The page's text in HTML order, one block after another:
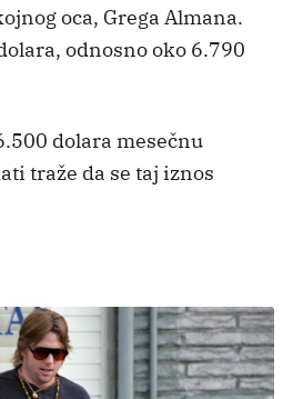
oca, Grega Almana.
odnosno oko 6.790
dolara mesečnu
traže da se taj iznos